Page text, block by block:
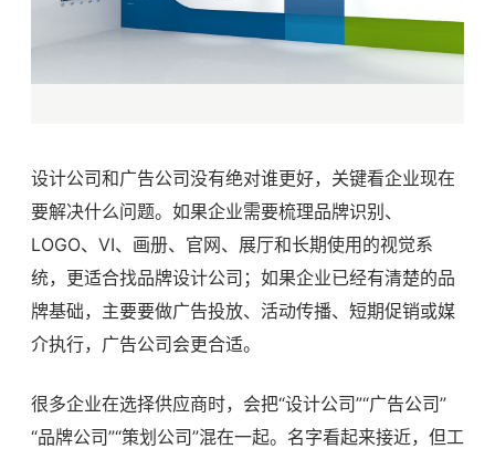
设计公司和广告公司没有绝对谁更好，关键看企业现在
要解决什么问题。如果企业需要梳理品牌识别、
LOGO、VI、画册、官网、展厅和长期使用的视觉系
统，更适合找品牌设计公司；如果企业已经有清楚的品
牌基础，主要要做广告投放、活动传播、短期促销或媒
介执行，广告公司会更合适。
很多企业在选择供应商时，会把“设计公司”“广告公司”
“品牌公司”“策划公司”混在一起。名字看起来接近，但工